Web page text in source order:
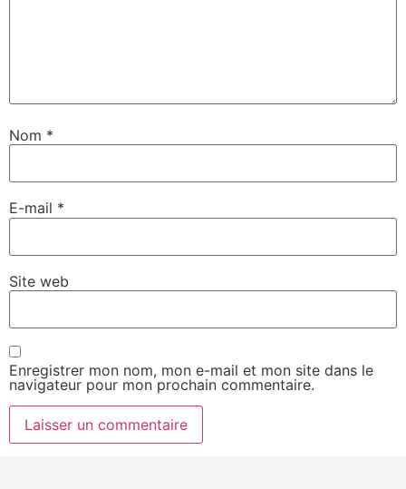
Nom *
E-mail *
Site web
Enregistrer mon nom, mon e-mail et mon site dans le
navigateur pour mon prochain commentaire.